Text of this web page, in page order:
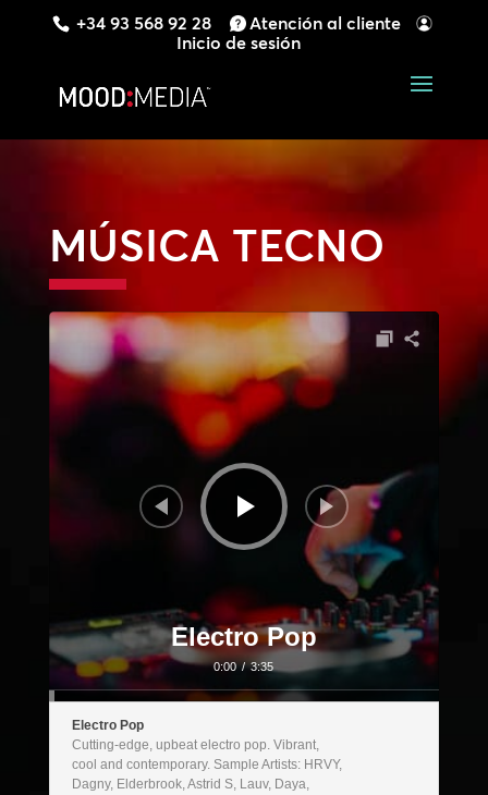
+34 93 568 92 28
Atención al cliente
Inicio de sesión
MÚSICA TECNO
Reproductor
de
Electro Pop
0:00 / 3:35
Electro Pop
Cutting-edge, upbeat electro pop. Vibrant,
cool and contemporary. Sample Artists: HRVY,
Dagny, Elderbrook, Astrid S, Lauv, Daya,